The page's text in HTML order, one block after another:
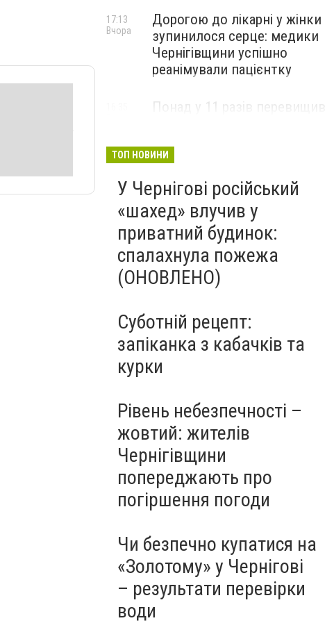
Дорогою до лікарні у жінки
зупинилося серце: медики
Чернігівщини успішно
реанімували пацієнтку
17:13
Вчора
Понад у 11 разів перевищив
ТОП НОВИНИ
У Чернігові російський
«шахед» влучив у
приватний будинок:
спалахнула пожежа
(ОНОВЛЕНО)
Суботній рецепт:
запіканка з кабачків та
курки
Рівень небезпечності –
жовтий: жителів
Чернігівщини
попереджають про
погіршення погоди
Чи безпечно купатися на
«Золотому» у Чернігові
– результати перевірки
води